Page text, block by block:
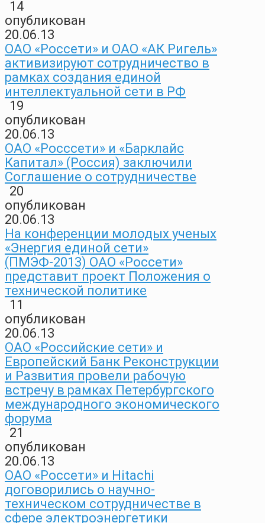
14
опубликован
20.06.13
ОАО «Россети» и ОАО «АК Ригель»
активизируют сотрудничество в
рамках создания единой
интеллектуальной сети в РФ
19
опубликован
20.06.13
ОАО «Росссети» и «Барклайс
Капитал» (Россия) заключили
Соглашение о сотрудничестве
20
опубликован
20.06.13
На конференции молодых ученых
«Энергия единой сети»
(ПМЭФ-2013) ОАО «Россети»
представит проект Положения о
технической политике
11
опубликован
20.06.13
ОАО «Российские сети» и
Европейский Банк Реконструкции
и Развития провели рабочую
встречу в рамках Петербургского
международного экономического
форума
21
опубликован
20.06.13
ОАО «Россети» и Hitachi
договорились о научно-
техническом сотрудничестве в
сфере электроэнергетики